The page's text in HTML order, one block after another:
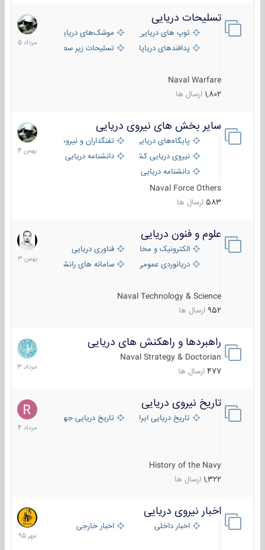
تسلیحات دریایی
توپ های دریایی
موشک‌های دریایی
پدافندهای دریاپایه
تسلیحات زیر سطحی
Naval Warfare
1,802 ارسال ها
2
مرداد
1405
سایر بخش های نیروی دریایی
پایگاه‌های دریایی
تفنگداران و نیروهای ویژه‌ی دریایی
نیروی دریایی کشورهای مختلفدانشنامه دریایی
دانشنامه دریایی کپی
Naval Force Others
583 ارسال ها
22
بهمن
1404
علوم و فنون دریایی
الکترونیک و مخابرات دریاییفناوری دریایی
دریانوردی عمومی
سامانه های رانشی دریایی
Naval Technology & Science
952 ارسال ها
6
بهمن
1403
راهبردها و راهکنش های دریایی
Naval Strategy & Doctorian
477 ارسال ها
2
مرداد
1403
تاریخ نیروی دریایی
تاریخ دریایی ایران تاریخ دریایی جهان
History of the Navy
1,322 ارسال ها
16
مرداد
1404
اخبار نیروی دریایی
اخبار داخلی اخبار خارجی
27
مهر
1395